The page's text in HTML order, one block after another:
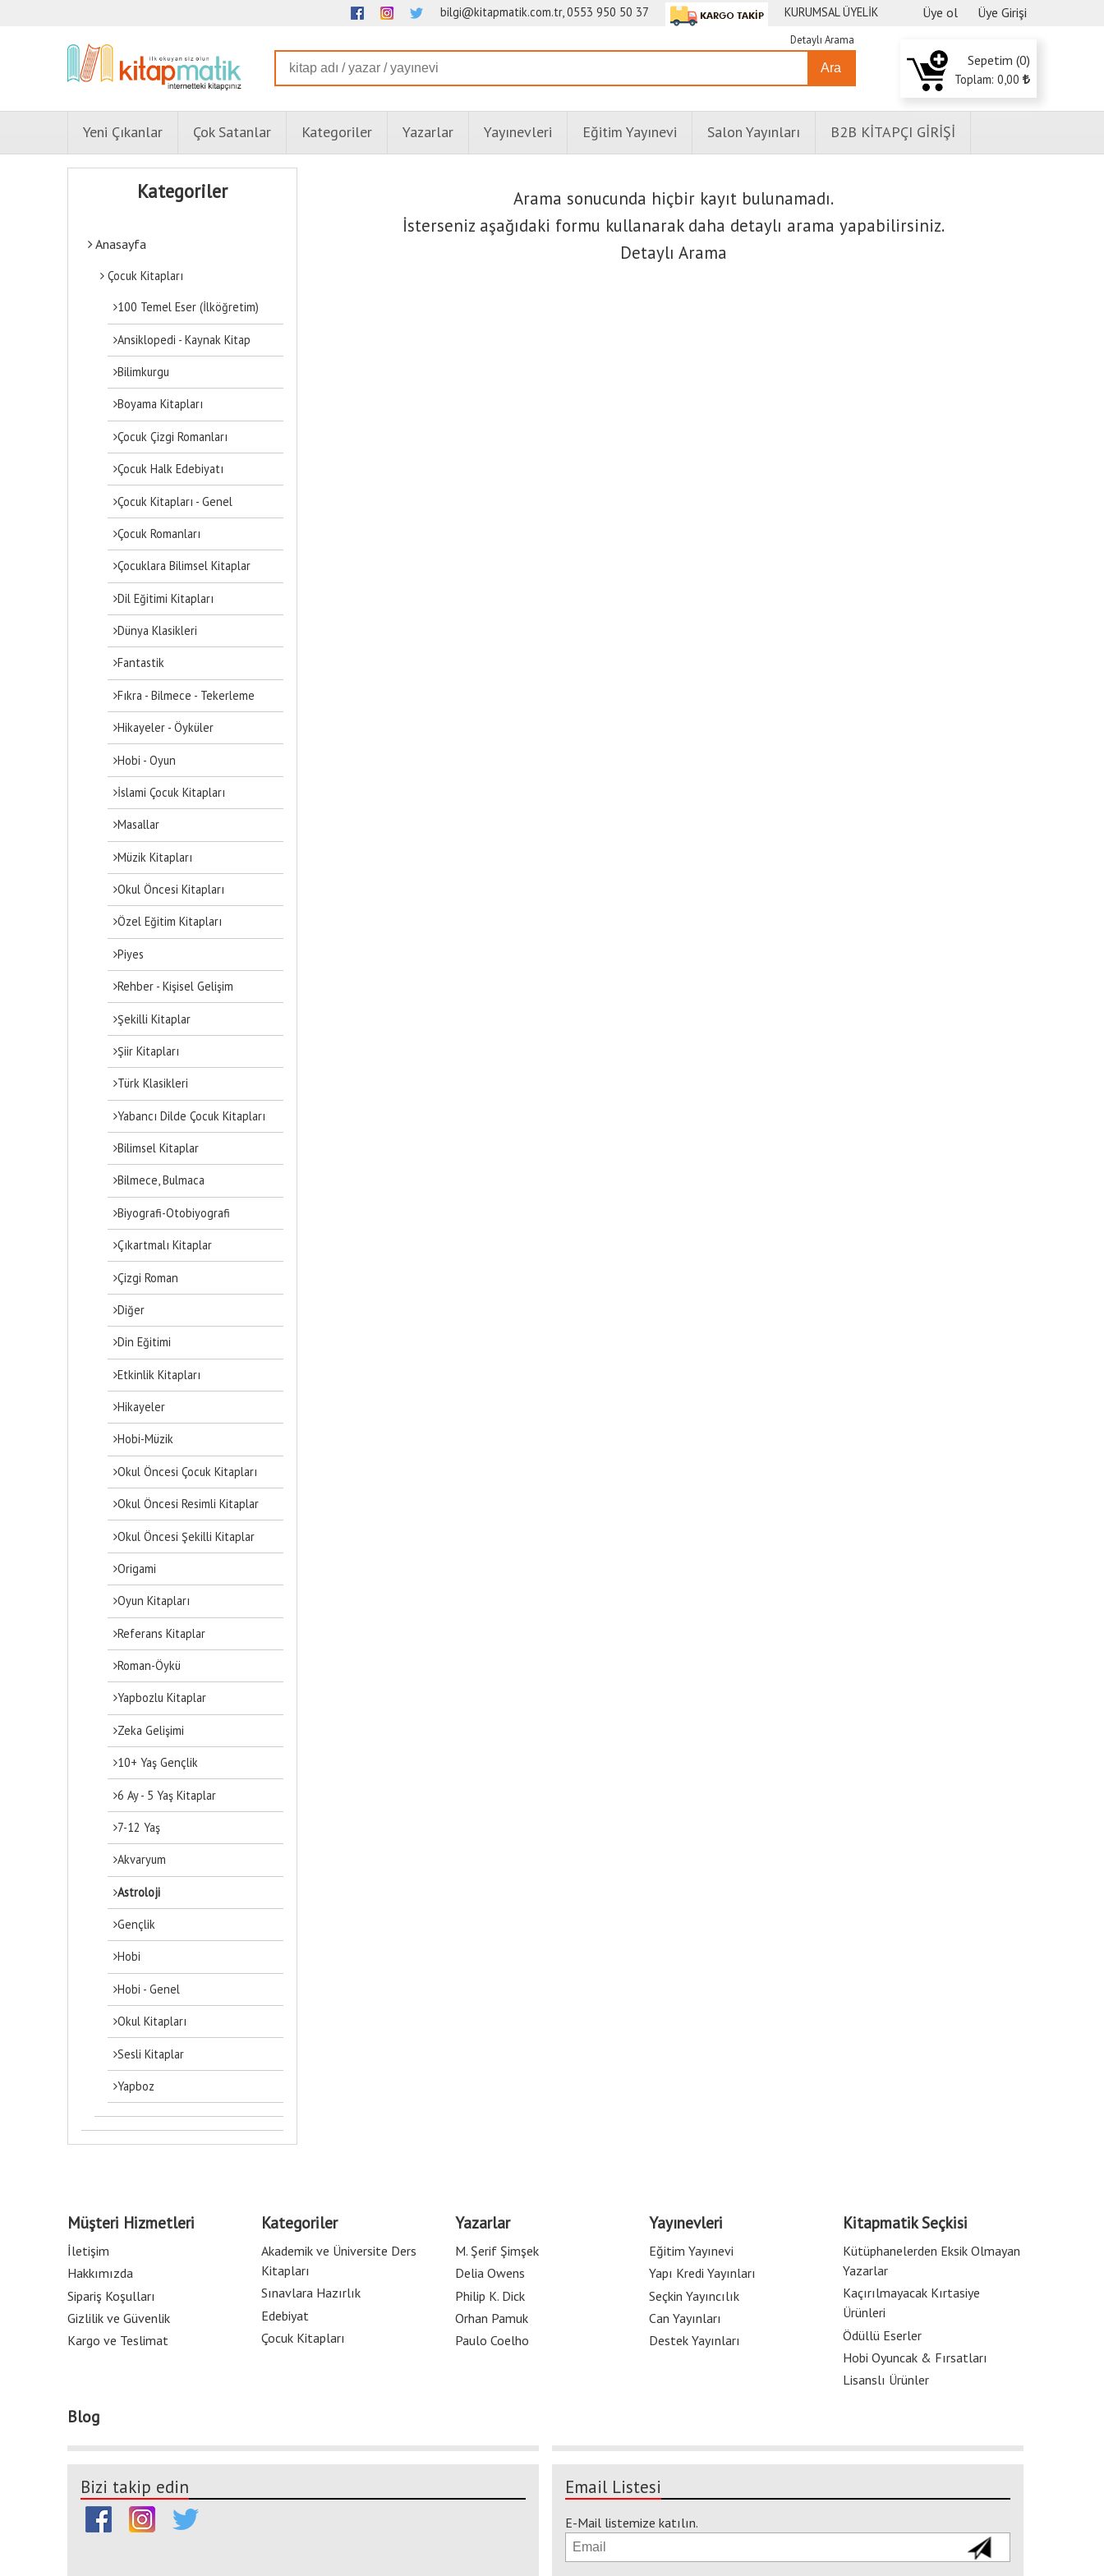
Üye ol Üye Girişi
bilgi@kitapmatik.com.tr, 0553 950 50 37 KURUMSAL ÜYELİK
Ara
Detaylı Arama
Sepetim (0)
Toplam: 0 ,00
Yeni Çıkanlar Çok Satanlar Kategoriler Yazarlar Yayınevleri Eğitim Yayınevi Salon Yayınları B2B KİTAPÇI GİRİŞİ
Kategoriler
Anasayfa
Çocuk Kitapları
100 Temel Eser (İlköğretim)
Ansiklopedi - Kaynak Kitap
Bilimkurgu
Boyama Kitapları
Çocuk Çizgi Romanları
Çocuk Halk Edebiyatı
Çocuk Kitapları - Genel
Çocuk Romanları
Çocuklara Bilimsel Kitaplar
Dil Eğitimi Kitapları
Dünya Klasikleri
Fantastik
Fıkra - Bilmece - Tekerleme
Hikayeler - Öyküler
Hobi - Oyun
İslami Çocuk Kitapları
Masallar
Müzik Kitapları
Okul Öncesi Kitapları
Özel Eğitim Kitapları
Piyes
Rehber - Kişisel Gelişim
Şekilli Kitaplar
Şiir Kitapları
Türk Klasikleri
Yabancı Dilde Çocuk Kitapları
Bilimsel Kitaplar
Bilmece, Bulmaca
Biyografi-Otobiyografi
Çıkartmalı Kitaplar
Çizgi Roman
Diğer
Din Eğitimi
Etkinlik Kitapları
Hikayeler
Hobi-Müzik
Okul Öncesi Çocuk Kitapları
Okul Öncesi Resimli Kitaplar
Okul Öncesi Şekilli Kitaplar
Origami
Oyun Kitapları
Referans Kitaplar
Roman-Öykü
Yapbozlu Kitaplar
Zeka Gelişimi
10+ Yaş Gençlik
6 Ay - 5 Yaş Kitaplar
7-12 Yaş
Akvaryum
Astroloji
Gençlik
Hobi
Hobi - Genel
Okul Kitapları
Sesli Kitaplar
Yapboz
Arama sonucunda hiçbir kayıt bulunamadı.
İsterseniz aşağıdaki formu kullanarak daha detaylı arama yapabilirsiniz.
Detaylı Arama
Müşteri Hizmetleri
İletişim
Hakkımızda
Sipariş Koşulları
Gizlilik ve Güvenlik
Kargo ve Teslimat
Kategoriler
Akademik ve Üniversite Ders
Kitapları
Sınavlara Hazırlık
Edebiyat
Çocuk Kitapları
Yazarlar
M. Şerif Şimşek
Delia Owens
Philip K. Dick
Orhan Pamuk
Paulo Coelho
Yayınevleri
Eğitim Yayınevi
Yapı Kredi Yayınları
Seçkin Yayıncılık
Can Yayınları
Destek Yayınları
Kitapmatik Seçkisi
Kütüphanelerden Eksik Olmayan
Yazarlar
Kaçırılmayacak Kırtasiye
Ürünleri
Ödüllü Eserler
Hobi Oyuncak & Fırsatları
Lisanslı Ürünler
Blog
Bizi takip edin Email Listesi
E-Mail listemize katılın.